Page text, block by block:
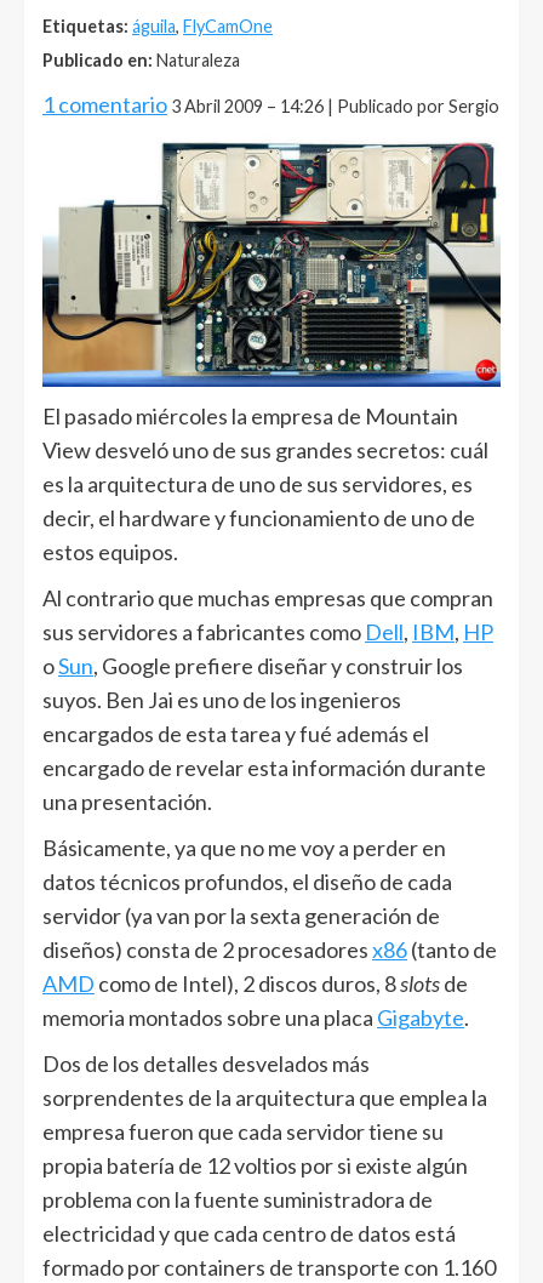
Etiquetas: águila, FlyCamOne
Publicado en: Naturaleza
1 comentario 3 Abril 2009 – 14:26 | Publicado por Sergio
El pasado miércoles la empresa de Mountain
View desveló uno de sus grandes secretos: cuál
es la arquitectura de uno de sus servidores, es
decir, el hardware y funcionamiento de uno de
estos equipos.
Al contrario que muchas empresas que compran
sus servidores a fabricantes como Dell, IBM, HP
oSun, Google prefiere diseñar y construir los
suyos. Ben Jai es uno de los ingenieros
encargados de esta tarea y fué además el
encargado de revelar esta información durante
una presentación.
Básicamente, ya que no me voy a perder en
datos técnicos profundos, el diseño de cada
servidor (ya van por la sexta generación de
diseños) consta de 2 procesadoresx86(tanto de
AMD como de Intel), 2 discos duros, 8slotsde
memoria montados sobre una placa Gigabyte.
Dos de los detalles desvelados más
sorprendentes de la arquitectura que emplea la
empresa fueron que cada servidor tiene su
propia batería de 12 voltios por si existe algún
problema con la fuente suministradora de
electricidad y que cada centro de datos está
formado por containers de transporte con 1.160